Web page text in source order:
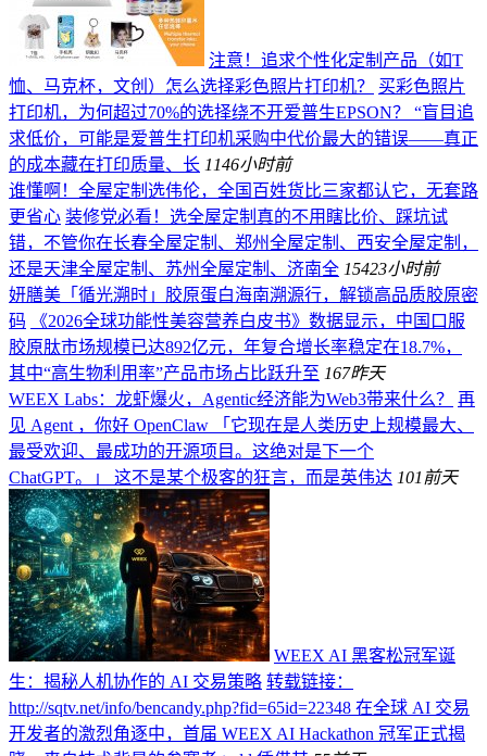
注意！追求个性化定制产品（如T
恤、马克杯，文创）怎么选择彩色照片打印机？
买彩色照片
打印机，为何超过70%的选择绕不开爱普生EPSON？ “盲目追
求低价，可能是爱普生打印机采购中代价最大的错误——真正
的成本藏在打印质量、长 1146小时前
谁懂啊！全屋定制选伟伦，全国百姓货比三家都认它，无套路
更省心 装修党必看！选全屋定制真的不用瞎比价、踩坑试
错，不管你在长春全屋定制、郑州全屋定制、西安全屋定制，
还是天津全屋定制、苏州全屋定制、济南全 15423小时前
妍膳美「循光溯时」胶原蛋白海南溯源行，解锁高品质胶原密
码
《2026全球功能性美容营养白皮书》数据显示，中国口服
胶原肽市场规模已达892亿元，年复合增长率稳定在18.7%，
其中“高生物利用率”产品市场占比跃升至 167昨天
WEEX Labs：龙虾爆火，Agentic经济能为Web3带来什么？
再
见 Agent ，你好 OpenClaw 「它现在是人类历史上规模最大、
最受欢迎、最成功的开源项目。这绝对是下一个
ChatGPT。」 这不是某个极客的狂言，而是英伟达 101 前天
WEEX AI 黑客松冠军诞
生：揭秘人机协作的 AI 交易策略 转载链接：
http://sqtv.net/info/bencandy.php?fid=65id=22348 在全球 AI 交易
开发者的激烈角逐中，首届 WEEX AI Hackathon 冠军正式揭